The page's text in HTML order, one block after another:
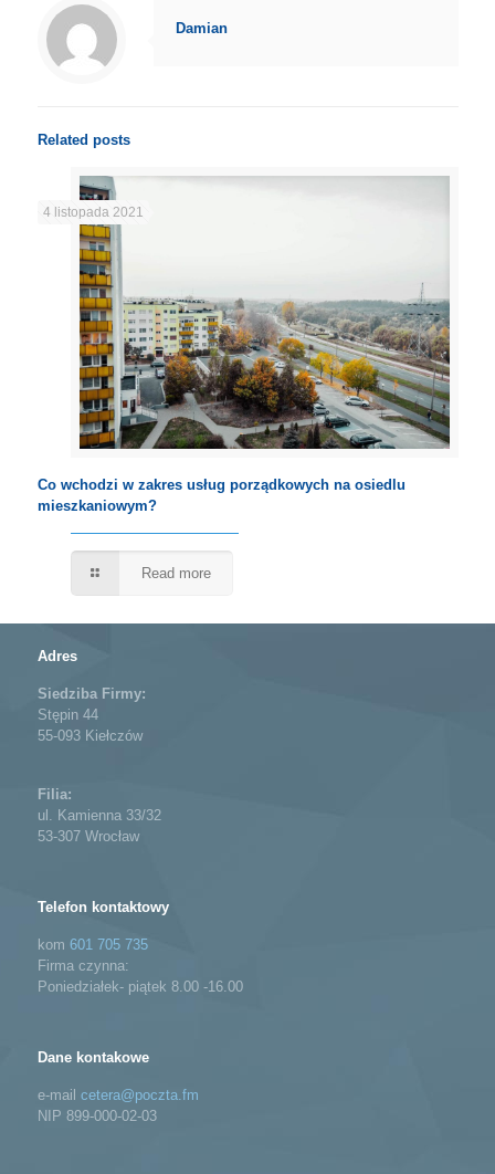
Damian
Related posts
4 listopada 2021
Co wchodzi w zakres usług porządkowych na osiedlu
mieszkaniowym?
Read more
Adres
Siedziba Firmy:
Stępin 44
55-093 Kiełczów
Filia:
ul. Kamienna 33/32
53-307 Wrocław
Telefon kontaktowy
kom 601 705 735
Firma czynna:
Poniedziałek- piątek 8.00 -16.00
Dane kontakowe
e-mail cetera@poczta.fm
NIP 899-000-02-03